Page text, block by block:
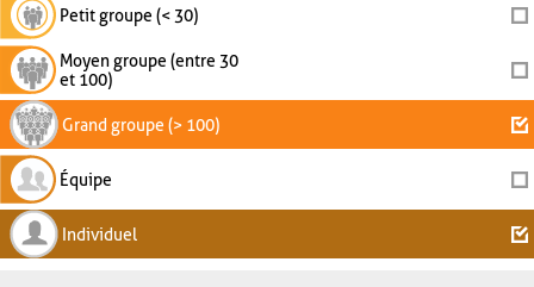
Petit groupe (< 30)
Moyen groupe (entre 30
et 100)
Grand groupe (> 100)
Équipe
Individuel